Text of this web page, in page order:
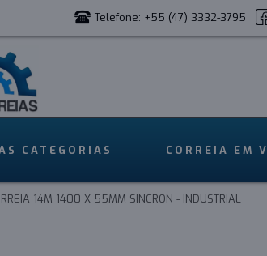
Telefone: +55 (47) 3332-3795
CATEGORIAS CORREIA EM V
14M 1400 X 55MM SINCRON - INDUSTRIAL